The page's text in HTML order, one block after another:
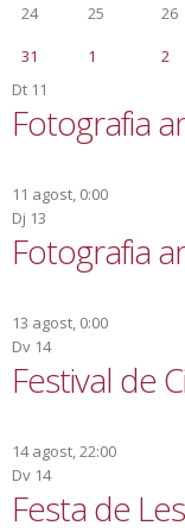
24
25 26
31
1 2
Dt 11
Fotografia
11 agost, 0:00
Dj 13
Fotografia
13 agost, 0:00
Dv 14
Festival de
14 agost, 22:00
Dv 14
Festa de